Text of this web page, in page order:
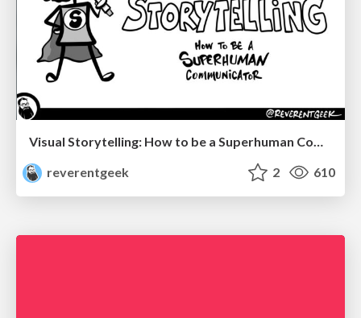
Visual Storytelling: How to be a Superhuman Communicator
reverentgeek
2 610